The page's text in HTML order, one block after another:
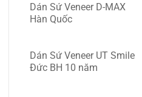
Dán Sứ Veneer D-MAX
Hàn Quốc
Dán Sứ Veneer UT Smile
Đức BH 10 năm